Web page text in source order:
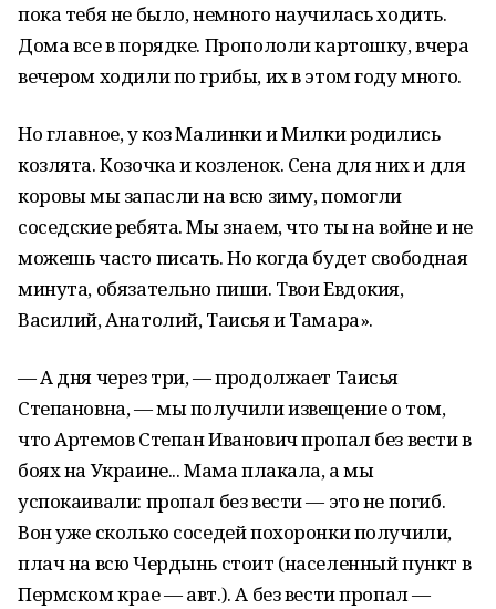
пока тебя не было, немного научилась ходить.
Дома все в порядке. Пропололи картошку, вчера
вечером ходили по грибы, их в этом году много.
Но главное, у коз Малинки и Милки родились
козлята. Козочка и козленок. Сена для них и для
коровы мы запасли на всю зиму, помогли
соседские ребята. Мы знаем, что ты на войне и не
можешь часто писать. Но когда будет свободная
минута, обязательно пиши. Твои Евдокия,
Василий, Анатолий, Таисья и Тамара».
— А дня через три, — продолжает Таисья
Степановна, — мы получили извещение о том,
что Артемов Степан Иванович пропал без вести в
боях на Украине... Мама плакала, а мы
успокаивали: пропал без вести — это не погиб.
Вон уже сколько соседей похоронки получили,
плач на всю Чердынь стоит (населенный пункт в
Пермском крае — авт.). А без вести пропал —